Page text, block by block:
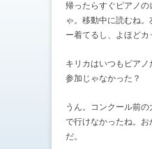
帰ったらすぐピアノ
ゃ。移動中に読むね
ー着てるし、よほどカ
キリカはいつもピア
参加じゃなかった？
うん。コンクール前
で行けなかったね。
だ。